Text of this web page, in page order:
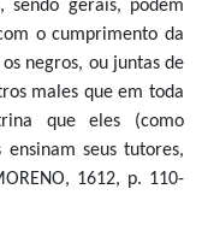
sendo gerais, podem
o cumprimento da
negros, ou juntas de
males que em toda
que eles (como
seus tutores,
1612, p. 110-